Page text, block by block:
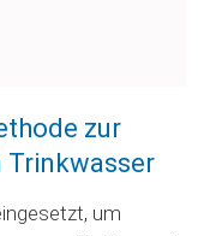
zur
Trinkwasser
um